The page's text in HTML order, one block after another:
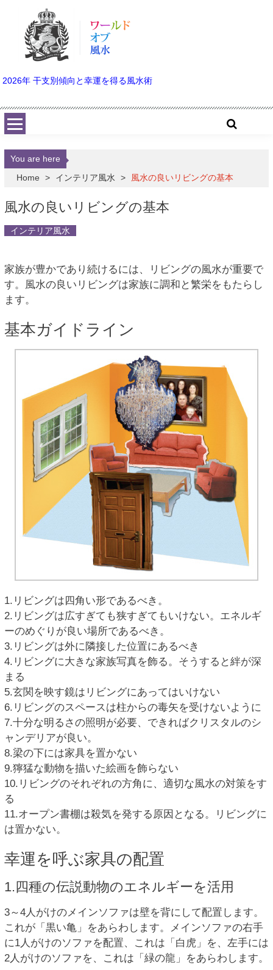
2026年 干支別傾向と幸運を得る風水術
You are here
Home
> インテリア風水 > 風水の良いリビングの基本
風水の良いリビングの基本
インテリア風水
家族が豊かであり続けるには、リビングの風水が重要で
す。風水の良いリビングは家族に調和と繁栄をもたらし
ます。
基本ガイドライン
1.リビングは四角い形であるべき。
2.リビングは広すぎても狭すぎてもいけない。エネルギ
ーのめぐりが良い場所であるべき。
3.リビングは外に隣接した位置にあるべき
4.リビングに大きな家族写真を飾る。そうすると絆が深
まる
5.玄関を映す鏡はリビングにあってはいけない
6.リビングのスペースは柱からの毒矢を受けないように
7.十分な明るさの照明が必要、できればクリスタルのシ
ャンデリアが良い。
8.梁の下には家具を置かない
9.獰猛な動物を描いた絵画を飾らない
10.リビングのそれぞれの方角に、適切な風水の対策をす
る
11.オープン書棚は殺気を発する原因となる。リビングに
は置かない。
幸運を呼ぶ家具の配置
1.四種の伝説動物のエネルギーを活用
3～4人がけのメインソファは壁を背にして配置します。
これが「黒い亀」をあらわします。メインソファの右手
に1人がけのソファを配置、これは「白虎」を、左手には
2人がけのソファを、これは「緑の龍」をあらわします。